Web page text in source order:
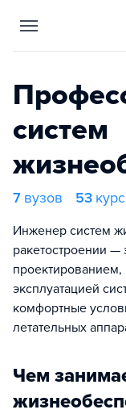
систем
7 вузов 53
Инженер систем
ракетостроении —
проектированием,
эксплуатацией
комфортные
летательных
Чем